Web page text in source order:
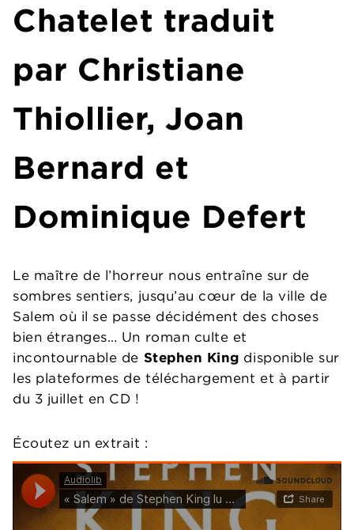
Chatelet traduit
par Christiane
Thiollier, Joan
Bernard et
Dominique Defert
Le maître de l’horreur nous entraîne sur de
sombres sentiers, jusqu’au cœur de la ville de
Salem où il se passe décidément des choses
bien étranges… Un roman culte et
incontournable de Stephen King disponible sur
les plateformes de téléchargement et à partir
du 3 juillet en CD !
Écoutez un extrait :